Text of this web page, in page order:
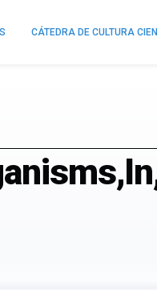
CÁTEDRA DE CULTURA